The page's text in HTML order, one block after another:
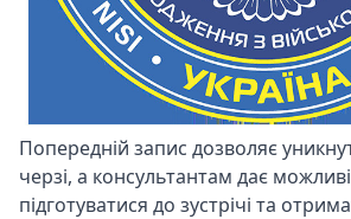
Попередній запис дозволяє
черзі, а консультантам дає
підготуватися до зустрічі та